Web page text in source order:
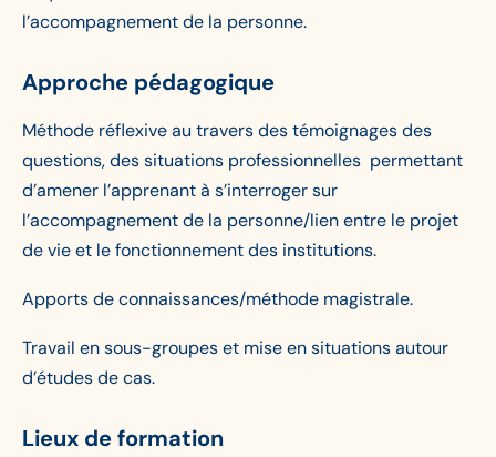
l’accompagnement de la personne.
Approche pédagogique
Méthode réflexive au travers des témoignages des
questions, des situations professionnelles permettant
d’amener l’apprenant à s’interroger sur
l’accompagnement de la personne/lien entre le projet
de vie et le fonctionnement des institutions.
Apports de connaissances/méthode magistrale.
Travail en sous-groupes et mise en situations autour
d’études de cas.
Lieux de formation